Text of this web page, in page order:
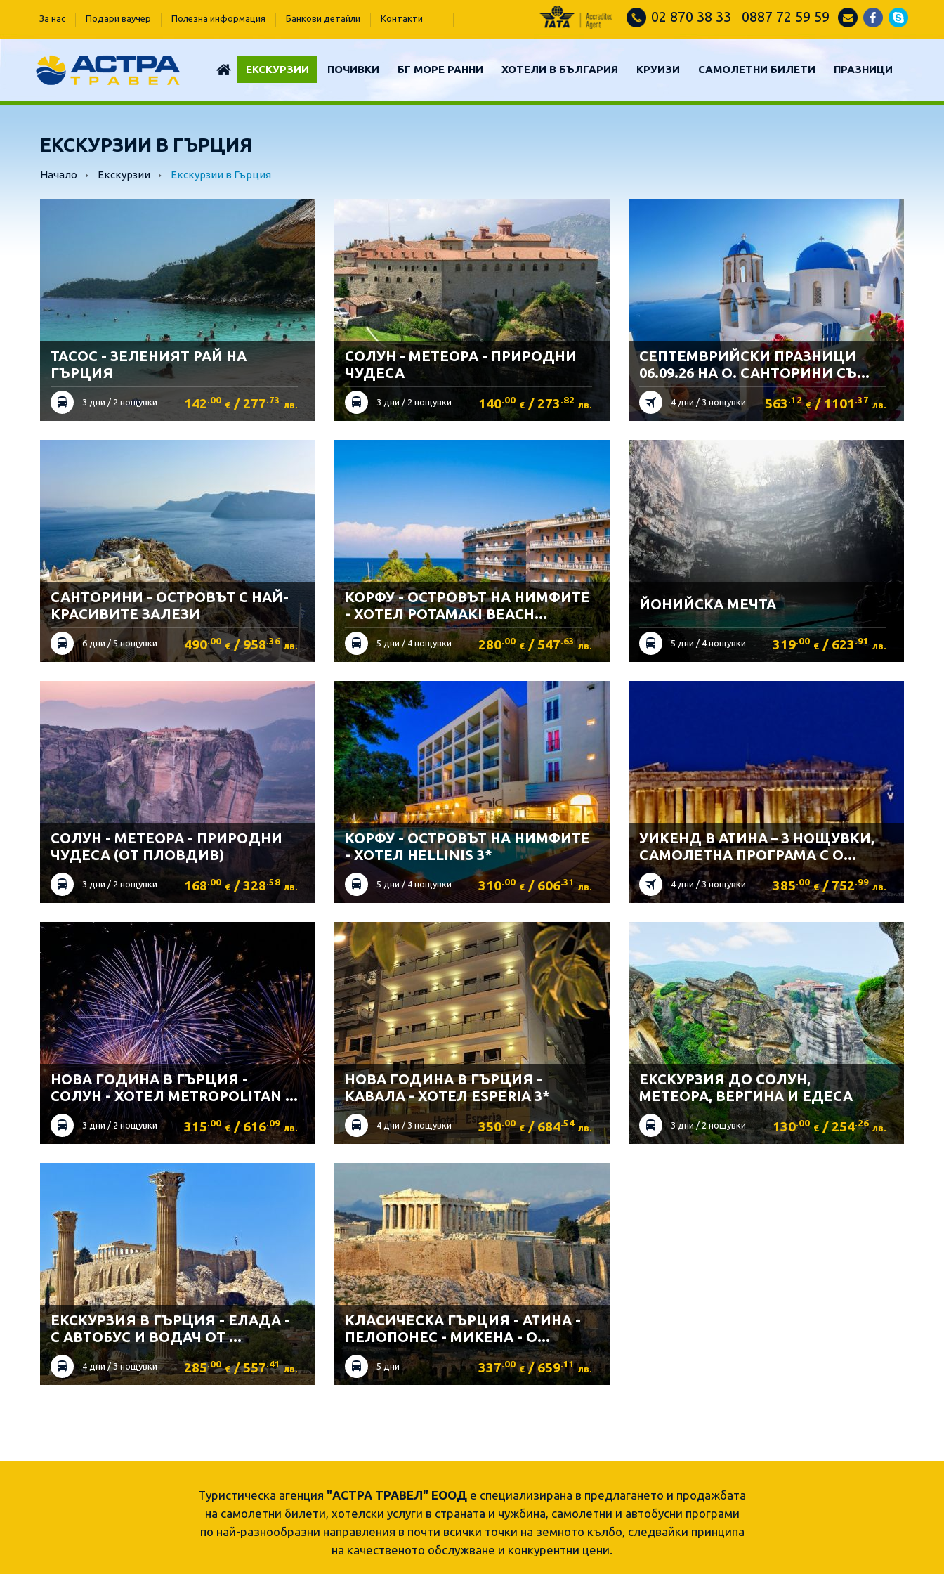
За нас Подари ваучер Полезна информация Банкови детайли Контакти 02 870 38 33 0887 72 59 59
ЕКСКУРЗИИ ПОЧИВКИ БГ МОРЕ РАННИ ХОТЕЛИ В БЪЛГАРИЯ КРУИЗИ САМОЛЕТНИ БИЛЕТИ ПРАЗНИЦИ
ЕКСКУРЗИИ В ГЪРЦИЯ
Начало Екскурзии Екскурзии в Гърция
ТАСОС - ЗЕЛЕНИЯТ РАЙ НА
ГЪРЦИЯ
3 дни / 2 нощувки 142.00 € / 277.73 лв.
СОЛУН - МЕТЕОРА - ПРИРОДНИ
ЧУДЕСА
3 дни / 2 нощувки 140.00 € / 273 .82 лв.
СЕПТЕМВРИЙСКИ ПРАЗНИЦИ
06.09.26 НА О. САНТОРИНИ СЪ...
4 дни / 3 нощувки 563 .12 €/ 1101 .37 лв.
САНТОРИНИ - ОСТРОВЪТ С НАЙ-
КРАСИВИТЕ ЗАЛЕЗИ
6 дни / 5 нощувки 490.00 €/ 958.36 лв.
КОРФУ - ОСТРОВЪТ НА НИМФИТЕ
- ХОТЕЛ POTAMAKI BEACH...
5 дни / 4 нощувки 280.00 €/ 547.63 лв.
ЙОНИЙСКА МЕЧТА
5 дни / 4 нощувки 319.00 € / 623.91 лв.
СОЛУН - МЕТЕОРА - ПРИРОДНИ
ЧУДЕСА (ОТ ПЛОВДИВ)
3 дни / 2 нощувки 168.00 €/ 328.58 лв.
КОРФУ - ОСТРОВЪТ НА НИМФИТЕ
- ХОТЕЛ HELLINIS 3*
5 дни / 4 нощувки 310.00 € / 606.31 лв.
УИКЕНД В АТИНА – 3 НОЩУВКИ,
САМОЛЕТНА ПРОГРАМА С О...
4 дни / 3 нощувки 385.00 €/ 752.99 лв.
НОВА ГОДИНА В ГЪРЦИЯ -
СОЛУН - ХОТЕЛ METROPOLITAN ...
3 дни / 2 нощувки 315.00 €/ 616.09 лв.
НОВА ГОДИНА В ГЪРЦИЯ -
КАВАЛА - ХОТЕЛ ESPERIA 3*
4 дни / 3 нощувки 350.00 €/ 684.54 лв.
ЕКСКУРЗИЯ ДО СОЛУН,
МЕТЕОРА, ВЕРГИНА И ЕДЕСА
3 дни / 2 нощувки 130.00 €/ 254.26 лв.
ЕКСКУРЗИЯ В ГЪРЦИЯ - ЕЛАДА -
С АВТОБУС И ВОДАЧ ОТ ...
4 дни / 3 нощувки 285.00 €/ 557.41 лв.
КЛАСИЧЕСКА ГЪРЦИЯ - АТИНА -
ПЕЛОПОНЕС - МИКЕНА - О...
5 дни 337.00 €/ 659.11 лв.
Туристическа агенция "АСТРА ТРАВЕЛ" ЕООД е специализирана в предлагането и продажбата
на самолетни билети, хотелски услуги в страната и чужбина, самолетни и автобусни програми
по най-разнообразни направления в почти всички точки на земното кълбо, следвайки принципа
на качественото обслужване и конкурентни цени.